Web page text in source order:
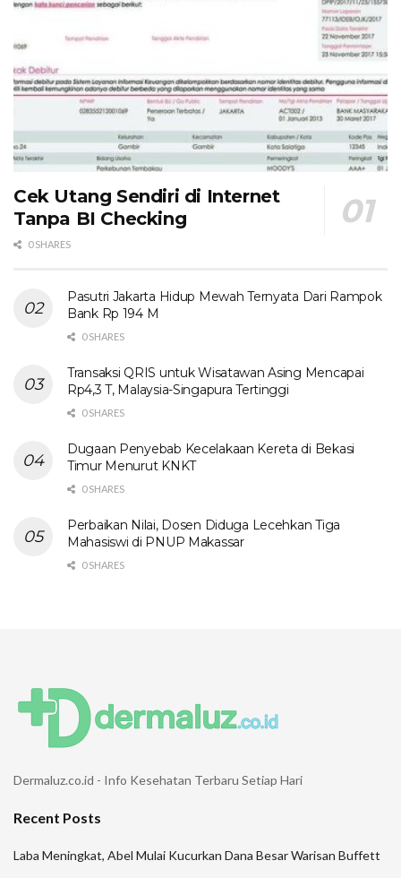
Cek Utang Sendiri di Internet
Tanpa BI Checking
0 SHARES
Pasutri Jakarta Hidup Mewah Ternyata Dari Rampok
Bank Rp 194 M
0 SHARES
Transaksi QRIS untuk Wisatawan Asing Mencapai
Rp4,3 T, Malaysia-Singapura Tertinggi
0 SHARES
Dugaan Penyebab Kecelakaan Kereta di Bekasi
Timur Menurut KNKT
0 SHARES
Perbaikan Nilai, Dosen Diduga Lecehkan Tiga
Mahasiswi di PNUP Makassar
0 SHARES
Dermaluz.co.id - Info Kesehatan Terbaru Setiap Hari
Recent Posts
Laba Meningkat, Abel Mulai Kucurkan Dana Besar Warisan Buffett